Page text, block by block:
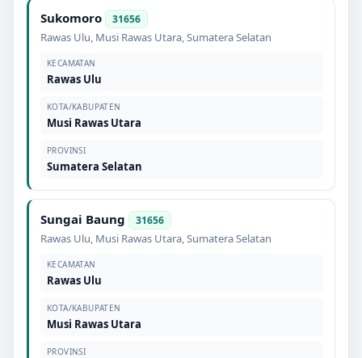
Sukomoro 31656
Rawas Ulu, Musi Rawas Utara,Sumatera Selatan
KECAMATAN
Rawas Ulu
KOTA/KABUPATEN
Musi Rawas Utara
PROVINSI
Sumatera Selatan
Sungai Baung 31656
Rawas Ulu, Musi Rawas Utara,Sumatera Selatan
KECAMATAN
Rawas Ulu
KOTA/KABUPATEN
Musi Rawas Utara
PROVINSI